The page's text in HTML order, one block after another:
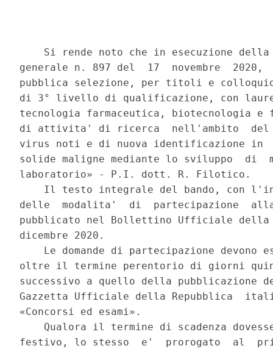
Si rende noto che in esecuzione
generale n. 897 del  17  novembre
pubblica selezione, per titoli e
di 3° livello di qualificazione, con
tecnologia farmaceutica, biotecnologia e
di attivita' di ricerca  nell'ambito  del
virus noti e di nuova identificazione in
solide maligne mediante lo sviluppo  di
laboratorio» - P.I. dott. R. Filotico.
Il testo integrale del bando, con
delle  modalita'  di  partecipazione
pubblicato nel Bollettino Ufficiale della
dicembre 2020.
Le domande di partecipazione devono
oltre il termine perentorio di giorni
successivo a quello della pubblicazione
Gazzetta Ufficiale della Repubblica
«Concorsi ed esami».
Qualora il termine di scadenza
festivo, lo stesso  e'  prorogato  al